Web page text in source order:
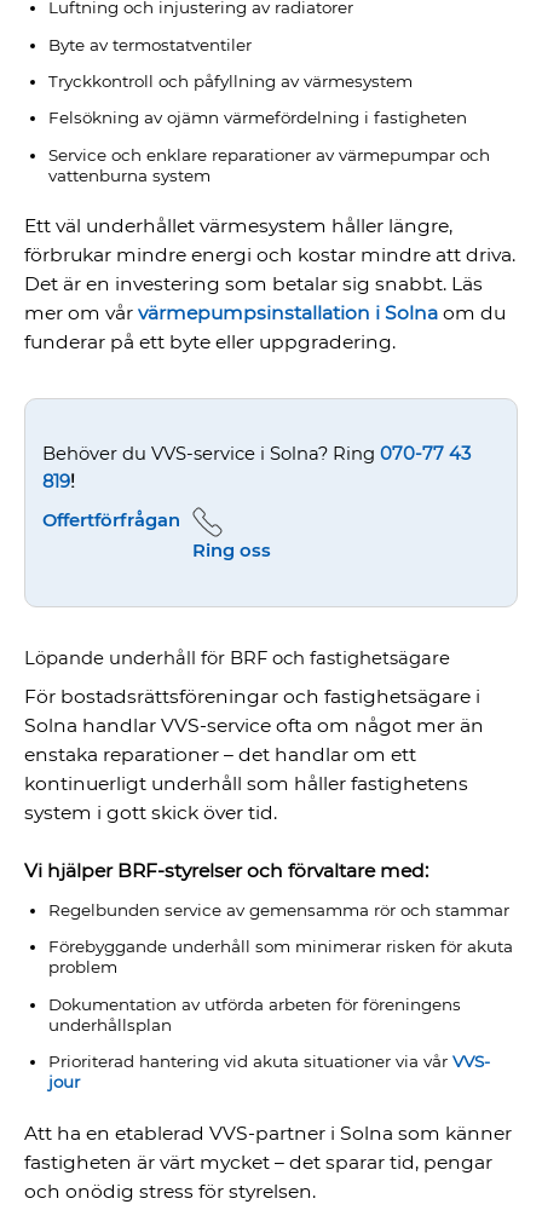
Luftning och injustering av radiatorer
Byte av termostatventiler
Tryckkontroll och påfyllning av värmesystem
Felsökning av ojämn värmefördelning i fastigheten
Service och enklare reparationer av värmepumpar och
vattenburna system
Ett väl underhållet värmesystem håller längre,
förbrukar mindre energi och kostar mindre att driva.
Det är en investering som betalar sig snabbt. Läs
mer om vårvärmepumpsinstallation i Solna om du
funderar på ett byte eller uppgradering.
Behöver du VVS-service i Solna? Ring 070-77 43
819!
Offertförfrågan
Ring oss
Löpande underhåll för BRF och fastighetsägare
För bostadsrättsföreningar och fastighetsägare i
Solna handlar VVS-service ofta om något mer än
enstaka reparationer – det handlar om ett
kontinuerligt underhåll som håller fastighetens
system i gott skick över tid.
Vi hjälper BRF-styrelser och förvaltare med:
Regelbunden service av gemensamma rör och stammar
Förebyggande underhåll som minimerar risken för akuta
problem
Dokumentation av utförda arbeten för föreningens
underhållsplan
Prioriterad hantering vid akuta situationer via vårVVS-
jour
Att ha en etablerad VVS-partner i Solna som känner
fastigheten är värt mycket – det sparar tid, pengar
och onödig stress för styrelsen.